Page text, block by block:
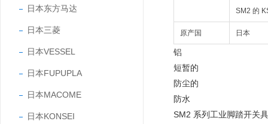
日本东方马达
日本三菱
日本VESSEL
日本FUPUPLA
日本MACOME
日本KONSEI
SM2 的
原产国 日本
铝
短暂的
防尘的
防水
SM2 系列工业脚踏开关